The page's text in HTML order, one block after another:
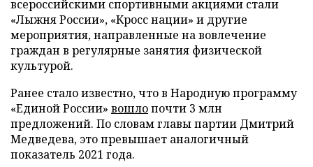
всероссийскими спортивными акциями стали
«Лыжня России», «Кросс нации» и другие
мероприятия, направленные на вовлечение
граждан в регулярные занятия физической
культурой.
Ранее стало известно, что в Народную программу
«Единой России» вошлопочти 3 млн
предложений. По словам главы партии Дмитрий
Медведева, это превышает аналогичный
показатель 2021 года.